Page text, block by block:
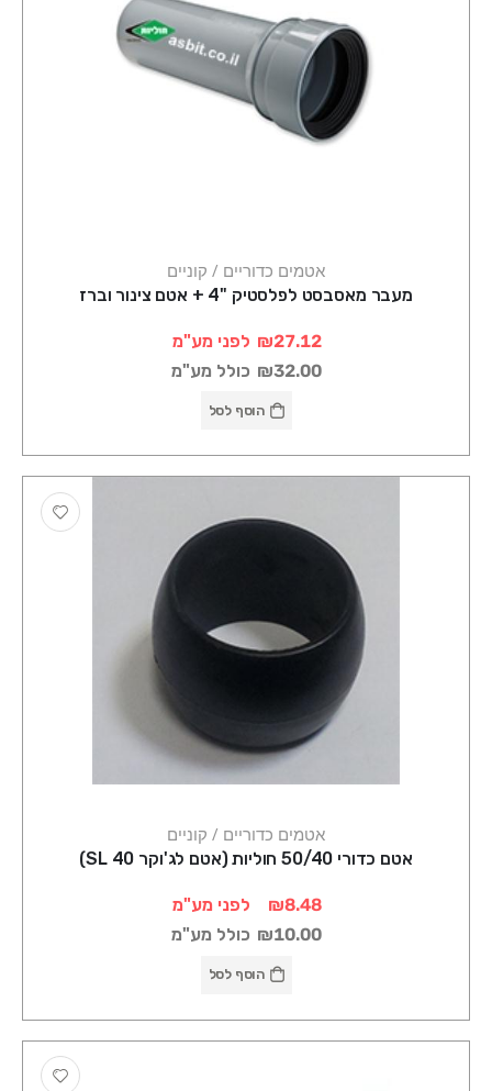
אטמים כדוריים / קוניים
מעבר מאסבסט לפלסטיק "4 + אטם צינור וברז
₪27.12 לפני מע"מ
₪32.00 כולל מע"מ
הוסף לסל
אטמים כדוריים / קוניים
אטם כדורי 50/40 חוליות (אטם לג'וקר 40 SL)
₪8.48
לפני מע"מ
₪10.00 כולל מע"מ
הוסף לסל